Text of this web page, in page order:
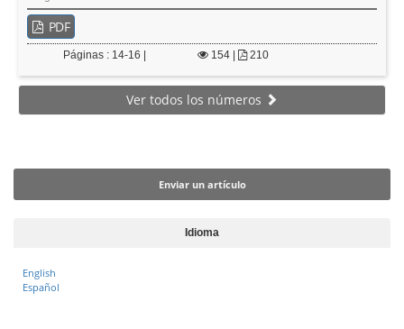
PDF
Páginas : 14-16 | 154 210
Ver todos los números
Enviar un artículo
Idioma
English
Español